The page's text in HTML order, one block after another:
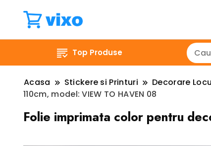
Top Produse
Acasa Stickere si Printuri Decorare
110cm, model: VIEW TO HAVEN 08
Folie imprimata color pentru